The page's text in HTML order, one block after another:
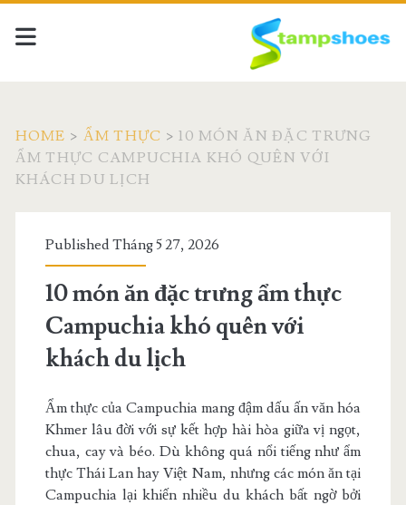
HOME > ẨM THỰC >10 MÓN ĂN ĐẶC TRƯNG
ẨM THỰC CAMPUCHIA KHÓ QUÊN VỚI
KHÁCH DU LỊCH
Published Tháng 5 27, 2026
10 món ăn đặc trưng ẩm thực
Campuchia khó quên với
khách du lịch
Ẩm thực của Campuchia mang đậm dấu ấn văn hóa
Khmer lâu đời với sự kết hợp hài hòa giữa vị ngọt,
chua, cay và béo. Dù không quá nổi tiếng như ẩm
thực Thái Lan hay Việt Nam, nhưng các món ăn tại
Campuchia lại khiến nhiều du khách bất ngờ bởi